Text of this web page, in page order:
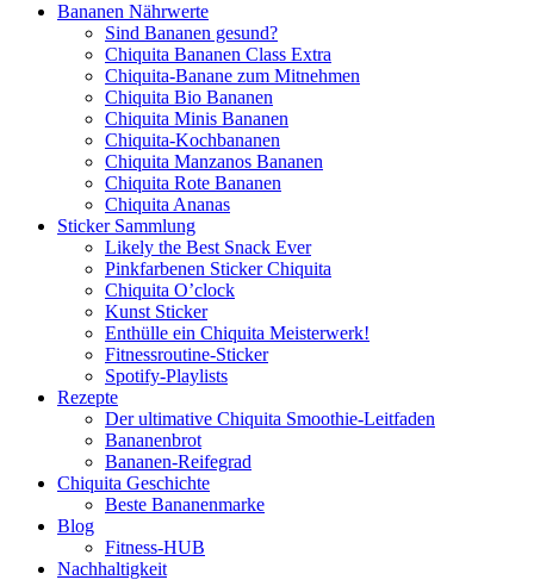
Bananen Nährwerte
Sind Bananen gesund?
Chiquita Bananen Class Extra
Chiquita-Banane zum Mitnehmen
Chiquita Bio Bananen
Chiquita Minis Bananen
Chiquita-Kochbananen
Chiquita Manzanos Bananen
Chiquita Rote Bananen
Chiquita Ananas
Sticker Sammlung
Likely the Best Snack Ever
Pinkfarbenen Sticker Chiquita
Chiquita O’clock
Kunst Sticker
Enthülle ein Chiquita Meisterwerk!
Fitnessroutine-Sticker
Spotify-Playlists
Rezepte
Der ultimative Chiquita Smoothie-Leitfaden
Bananenbrot
Bananen-Reifegrad
Chiquita Geschichte
Beste Bananenmarke
Blog
Fitness-HUB
Nachhaltigkeit